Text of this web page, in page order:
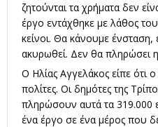
ζητούνται τα χρήματα δεν
έργο εντάχθηκε με λάθος
κείνοι. Θα κάνουμε ένσταση,
ακυρωθεί. Δεν θα πληρώσει
Ο Ηλίας Αγγελάκος είπε ότι
πολίτες. Οι δημότες της
πληρώσουν αυτά τα 319.000
ένα έργο σε ένα μέρος που